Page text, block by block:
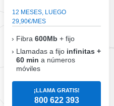
12 MESES, LUEGO
29,90€/MES
Fibra 600Mb + fijo
Llamadas a fijo infinitas +
60 min a números
móviles
¡LLAMA GRATIS!
800 622 393